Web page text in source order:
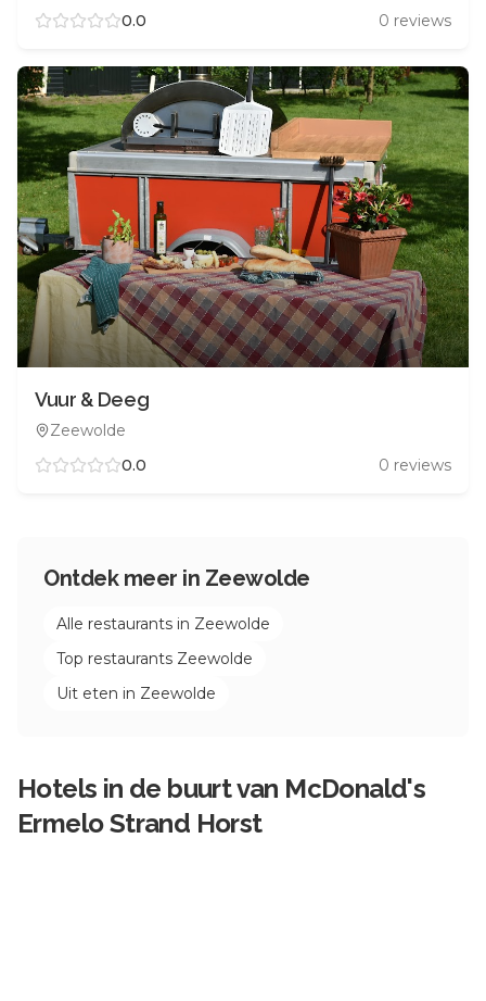
0.0 0 reviews
Vuur & Deeg
Zeewolde
0.0
0 reviews
Ontdek meer in Zeewolde
Alle restaurants in Zeewolde
Top restaurants Zeewolde
Uit eten in Zeewolde
Hotels in de buurt van McDonald's
Ermelo Strand Horst